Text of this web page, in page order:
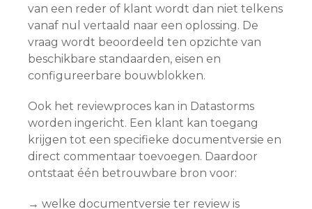
van een reder of klant wordt dan niet telkens
vanaf nul vertaald naar een oplossing. De
vraag wordt beoordeeld ten opzichte van
beschikbare standaarden, eisen en
configureerbare bouwblokken.
Ook het reviewproces kan in Datastorms
worden ingericht. Een klant kan toegang
krijgen tot een specifieke documentversie en
direct commentaar toevoegen. Daardoor
ontstaat één betrouwbare bron voor:
→ welke documentversie ter review is